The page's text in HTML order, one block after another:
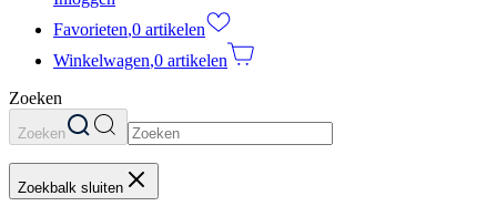
Favorieten,0 artikelen
Winkelwagen,0 artikelen
Zoeken
Zoeken
Zoekbalk sluiten